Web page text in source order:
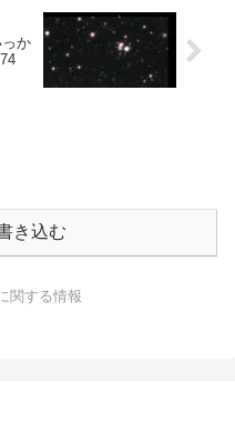
っか
き込む
関する情報